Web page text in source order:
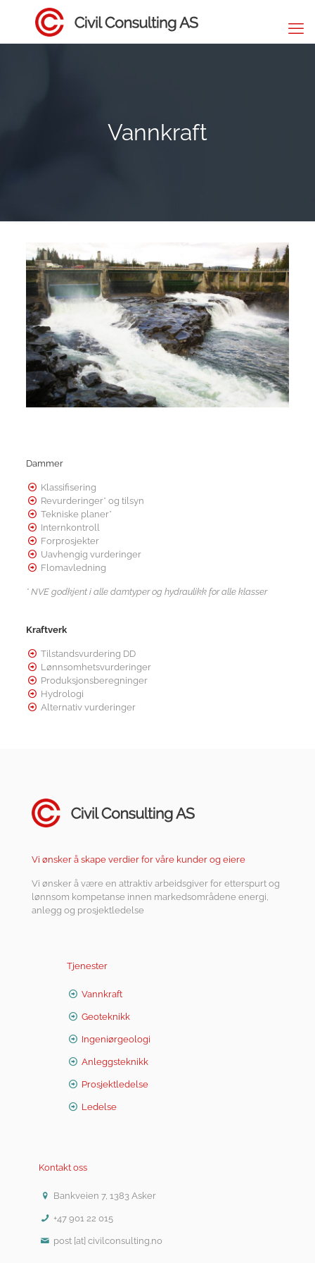
Vannkraft
Dammer
Klassifisering
Revurderinger* og tilsyn
Tekniske planer*
Internkontroll
Forprosjekter
Uavhengig vurderinger
Flomavledning
* NVE godkjent i alle damtyper og hydraulikk for alle klasser
Kraftverk
Tilstandsvurdering DD
Lønnsomhetsvurderinger
Produksjonsberegninger
Hydrologi
Alternativ vurderinger
Vi ønsker å skape verdier for våre kunder og eiere
Vi ønsker å være en attraktiv arbeidsgiver for etterspurt og
lønnsom kompetanse innen markedsområdene energi,
anlegg og prosjektledelse
Tjenester
Vannkraft
Geoteknikk
Ingeniørgeologi
Anleggsteknikk
Prosjektledelse
Ledelse
Kontakt oss
Bankveien 7, 1383 Asker
+47 901 22 015
post [at] civilconsulting.no